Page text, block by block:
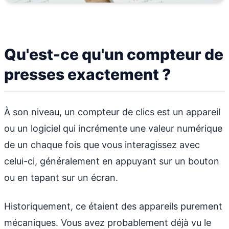
Qu'est-ce qu'un compteur de
presses exactement ?
À son niveau, un compteur de clics est un appareil
ou un logiciel qui incrémente une valeur numérique
de un chaque fois que vous interagissez avec
celui-ci, généralement en appuyant sur un bouton
ou en tapant sur un écran.
Historiquement, ce étaient des appareils purement
mécaniques. Vous avez probablement déjà vu le